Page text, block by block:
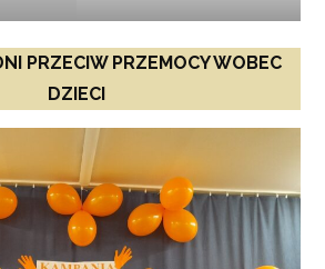
PRZECIW PRZEMOCY WOBEC
DZIECI